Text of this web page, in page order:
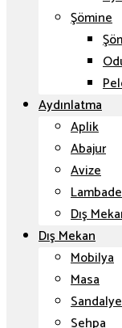
Şömine
Aydınlatma
Aplik
Abajur
Avize
Dış
Dış Mekan
Mobilya
Masa
Sandalye
Sehpa